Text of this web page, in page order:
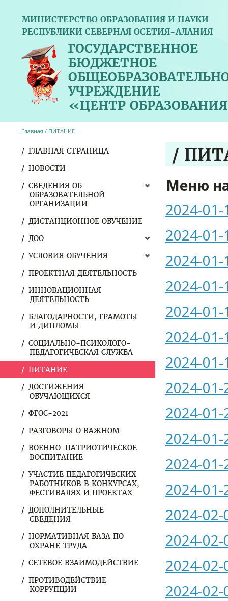
МИНИСТЕРСТВО ОБРАЗОВАНИЯ И НАУКИ
РЕСПУБЛИКИ СЕВЕРНАЯ ОСЕТИЯ-АЛАНИЯ
ГОСУДАРСТВЕННОЕ
БЮДЖЕТНОЕ
УЧРЕЖДЕНИЕ
«ЦЕНТР
ГЛАВНАЯ СТРАНИЦА
НОВОСТИ
СВЕДЕНИЯ ОБ
ОБРАЗОВАТЕЛЬНОЙ
ОРГАНИЗАЦИИ
ДИСТАНЦИОННОЕ ОБУЧЕНИЕ
ДОО
УСЛОВИЯ ОБУЧЕНИЯ
ПРОЕКТНАЯ ДЕЯТЕЛЬНОСТЬ
ИННОВАЦИОННАЯ
ДЕЯТЕЛЬНОСТЬ
БЛАГОДАРНОСТИ, ГРАМОТЫ
И ДИПЛОМЫ
СОЦИАЛЬНО-ПСИХОЛОГО-
ПЕДАГОГИЧЕСКАЯ СЛУЖБА
ПИТАНИЕ
ДОСТИЖЕНИЯ
ОБУЧАЮЩИХСЯ
ФГОС-2021
РАЗГОВОРЫ О ВАЖНОМ
ВОЕННО-ПАТРИОТИЧЕСКОЕ
ВОСПИТАНИЕ
УЧАСТИЕ ПЕДАГОГИЧЕСКИХ
РАБОТНИКОВ В КОНКУРСАХ,
ФЕСТИВАЛЯХ И ПРОЕКТАХ
ДОПОЛНИТЕЛЬНЫЕ
СВЕДЕНИЯ
НОРМАТИВНАЯ БАЗА ПО
ОХРАНЕ ТРУДА
СЕТЕВОЕ ВЗАИМОДЕЙСТВИЕ
ПРОТИВОДЕЙСТВИЕ
КОРРУПЦИИ
Главная / ПИТАНИЕ
/
Меню
2024-
2024-
2024-
2024-
2024-
2024-
2024-
2024-
2024-
2024-
2024-
2024-
2024-
2024-
2024-
2024-